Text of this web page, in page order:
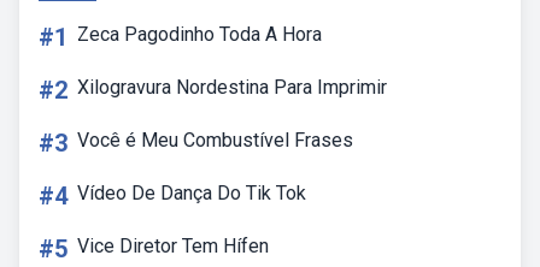
#1 Zeca Pagodinho Toda A Hora
#2 Xilogravura Nordestina Para Imprimir
#3 Você é Meu Combustível Frases
#4 Vídeo De Dança Do Tik Tok
#5 Vice Diretor Tem Hífen